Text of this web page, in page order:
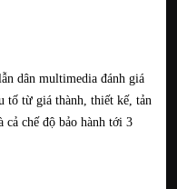
dân multimedia đánh giá
tố từ giá thành, thiết kế, tản
cả chế độ bảo hành tới 3